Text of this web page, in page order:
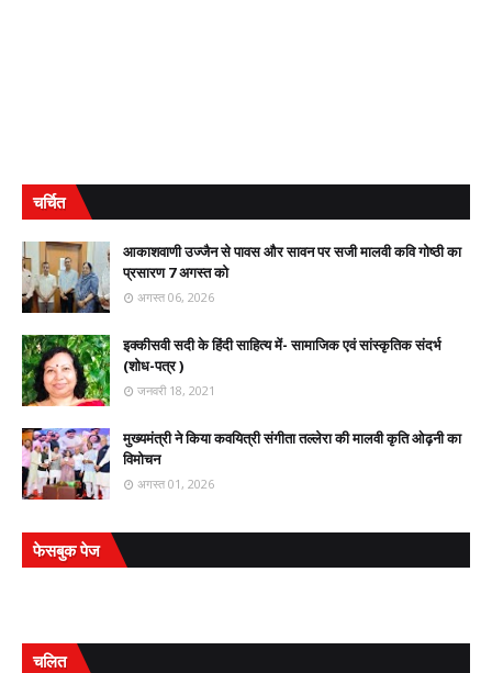
चर्चित
आकाशवाणी उज्जैन से पावस और सावन पर सजी मालवी कवि गोष्ठी का
प्रसारण 7 अगस्त को
अगस्त 06, 2026
इक्कीसवी सदी के हिंदी साहित्य में- सामाजिक एवं सांस्कृतिक संदर्भ
(शोध-पत्र )
जनवरी 18, 2021
मुख्यमंत्री ने किया कवयित्री संगीता तल्लेरा की मालवी कृति ओढ़नी का
विमोचन
अगस्त 01, 2026
फेसबुक पेज
चलित